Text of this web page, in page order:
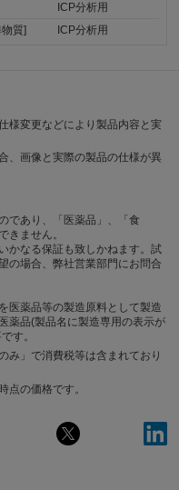
ICP分析用
質]
ICP分析用
様変更などにより製品内容と実
、画像と実際の製品の仕様が異
であり、「医薬品」、「食
きません。
かなる保証も致しかねます。試
の場合、弊社営業部門にお問合
医薬品等の製造原料として製造
薬品(製品名に製造専用の表示が
す。
み」で消費税等は含まれており
点の価格です。